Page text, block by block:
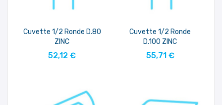
Cuvette 1/2 Ronde D.80
ZINC
52,12 €
Cuvette 1/2 Ronde
D.100 ZINC
55,71 €